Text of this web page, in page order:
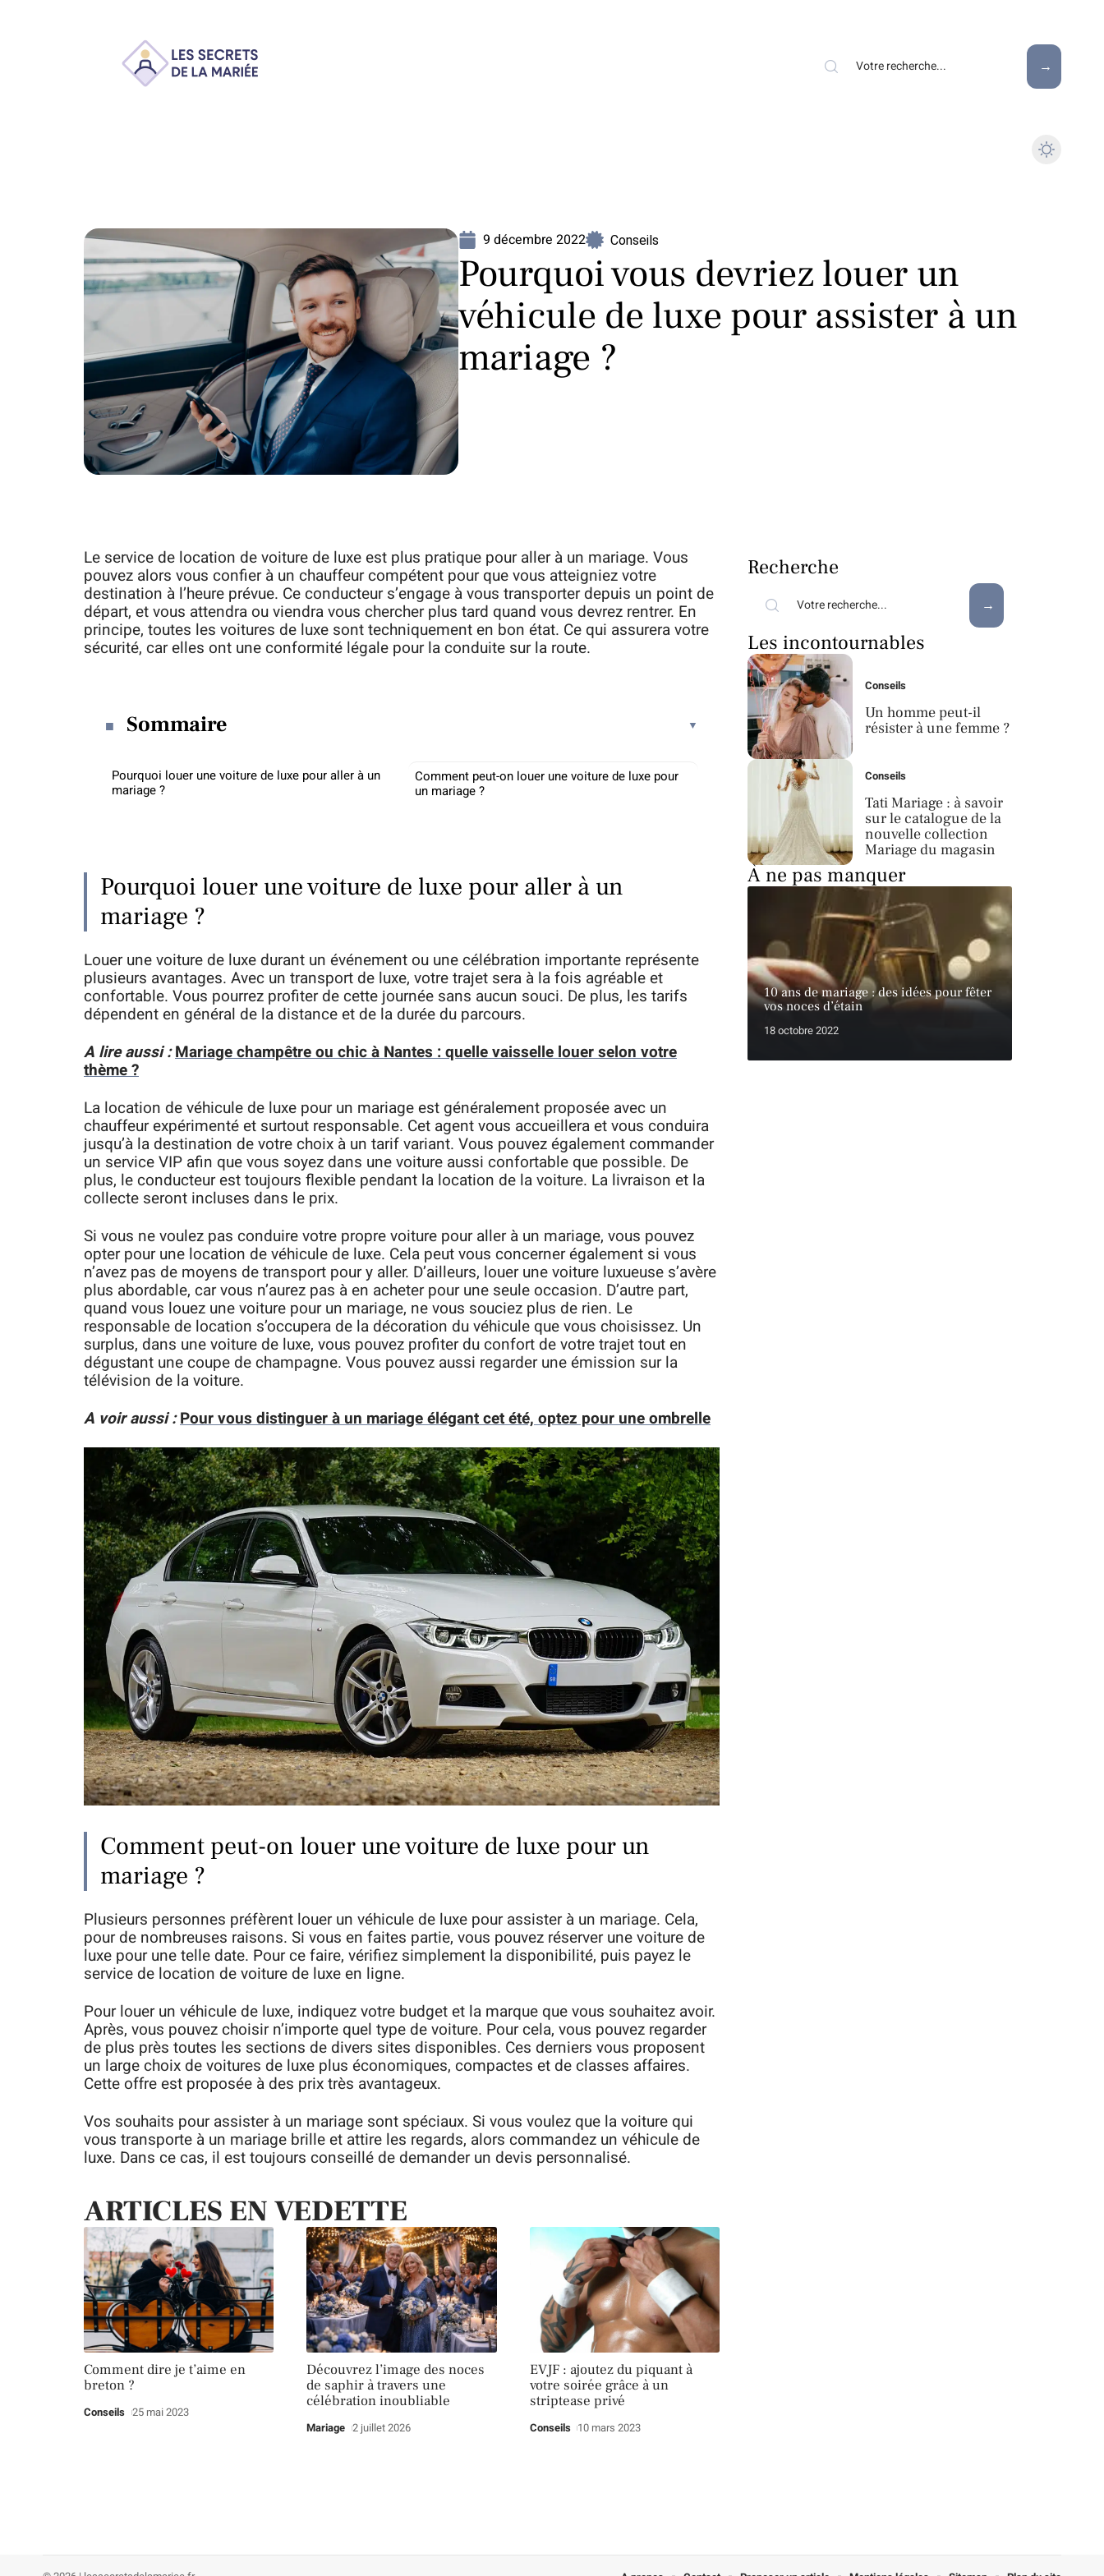
9 décembre 2022 Conseils
Pourquoi vous devriez louer un
véhicule de luxe pour assister à un
mariage ?
Le service de location de voiture de luxe est plus pratique pour aller à un mariage. Vous
pouvez alors vous confier à un chauffeur compétent pour que vous atteigniez votre
destination à l’heure prévue. Ce conducteur s’engage à vous transporter depuis un point de
départ, et vous attendra ou viendra vous chercher plus tard quand vous devrez rentrer. En
principe, toutes les voitures de luxe sont techniquement en bon état. Ce qui assurera votre
sécurité, car elles ont une conformité légale pour la conduite sur la route.
Sommaire
Pourquoi louer une voiture de luxe pour aller à un
mariage ?
Comment peut-on louer une voiture de luxe pour
un mariage ?
Pourquoi louer une voiture de luxe pour aller à un
mariage ?
Louer une voiture de luxe durant un événement ou une célébration importante représente
plusieurs avantages. Avec un transport de luxe, votre trajet sera à la fois agréable et
confortable. Vous pourrez profiter de cette journée sans aucun souci. De plus, les tarifs
dépendent en général de la distance et de la durée du parcours.
A lire aussi :Mariage champêtre ou chic à Nantes : quelle vaisselle louer selon votre
thème ?
La location de véhicule de luxe pour un mariage est généralement proposée avec un
chauffeur expérimenté et surtout responsable. Cet agent vous accueillera et vous conduira
jusqu’à la destination de votre choix à un tarif variant. Vous pouvez également commander
un service VIP afin que vous soyez dans une voiture aussi confortable que possible. De
plus, le conducteur est toujours flexible pendant la location de la voiture. La livraison et la
collecte seront incluses dans le prix.
Si vous ne voulez pas conduire votre propre voiture pour aller à un mariage, vous pouvez
opter pour une location de véhicule de luxe. Cela peut vous concerner également si vous
n’avez pas de moyens de transport pour y aller. D’ailleurs, louer une voiture luxueuse s’avère
plus abordable, car vous n’aurez pas à en acheter pour une seule occasion. D’autre part,
quand vous louez une voiture pour un mariage, ne vous souciez plus de rien. Le
responsable de location s’occupera de la décoration du véhicule que vous choisissez. Un
surplus, dans une voiture de luxe, vous pouvez profiter du confort de votre trajet tout en
dégustant une coupe de champagne. Vous pouvez aussi regarder une émission sur la
télévision de la voiture.
A voir aussi :Pour vous distinguer à un mariage élégant cet été, optez pour une ombrelle
Comment peut-on louer une voiture de luxe pour un
mariage ?
Plusieurs personnes préfèrent louer un véhicule de luxe pour assister à un mariage. Cela,
pour de nombreuses raisons. Si vous en faites partie, vous pouvez réserver une voiture de
luxe pour une telle date. Pour ce faire, vérifiez simplement la disponibilité, puis payez le
service de location de voiture de luxe en ligne.
Pour louer un véhicule de luxe, indiquez votre budget et la marque que vous souhaitez avoir.
Après, vous pouvez choisir n’importe quel type de voiture. Pour cela, vous pouvez regarder
de plus près toutes les sections de divers sites disponibles. Ces derniers vous proposent
un large choix de voitures de luxe plus économiques, compactes et de classes affaires.
Cette offre est proposée à des prix très avantageux.
Vos souhaits pour assister à un mariage sont spéciaux. Si vous voulez que la voiture qui
vous transporte à un mariage brille et attire les regards, alors commandez un véhicule de
luxe. Dans ce cas, il est toujours conseillé de demander un devis personnalisé.
ARTICLES EN VEDETTE
Comment dire je t’aime en
breton ?
Conseils 25 mai 2023
Découvrez l’image des noces
de saphir à travers une
célébration inoubliable
Mariage 2 juillet 2026
EVJF : ajoutez du piquant à
votre soirée grâce à un
striptease privé
Conseils 10 mars 2023
Recherche
Les incontournables
Conseils
Un homme peut-il
résister à une femme ?
Conseils
Tati Mariage : à savoir
sur le catalogue de la
nouvelle collection
Mariage du magasin
À ne pas manquer
10 ans de mariage : des idées pour fêter
vos noces d’étain
18 octobre 2022